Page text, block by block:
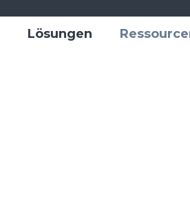
Lösungen